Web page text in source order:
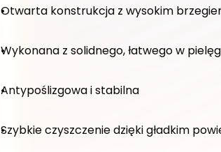
Otwarta konstrukcja z wysokim
Wykonana z solidnego, łatwego w
Antypoślizgowa i stabilna
Szybkie czyszczenie dzięki gładkim